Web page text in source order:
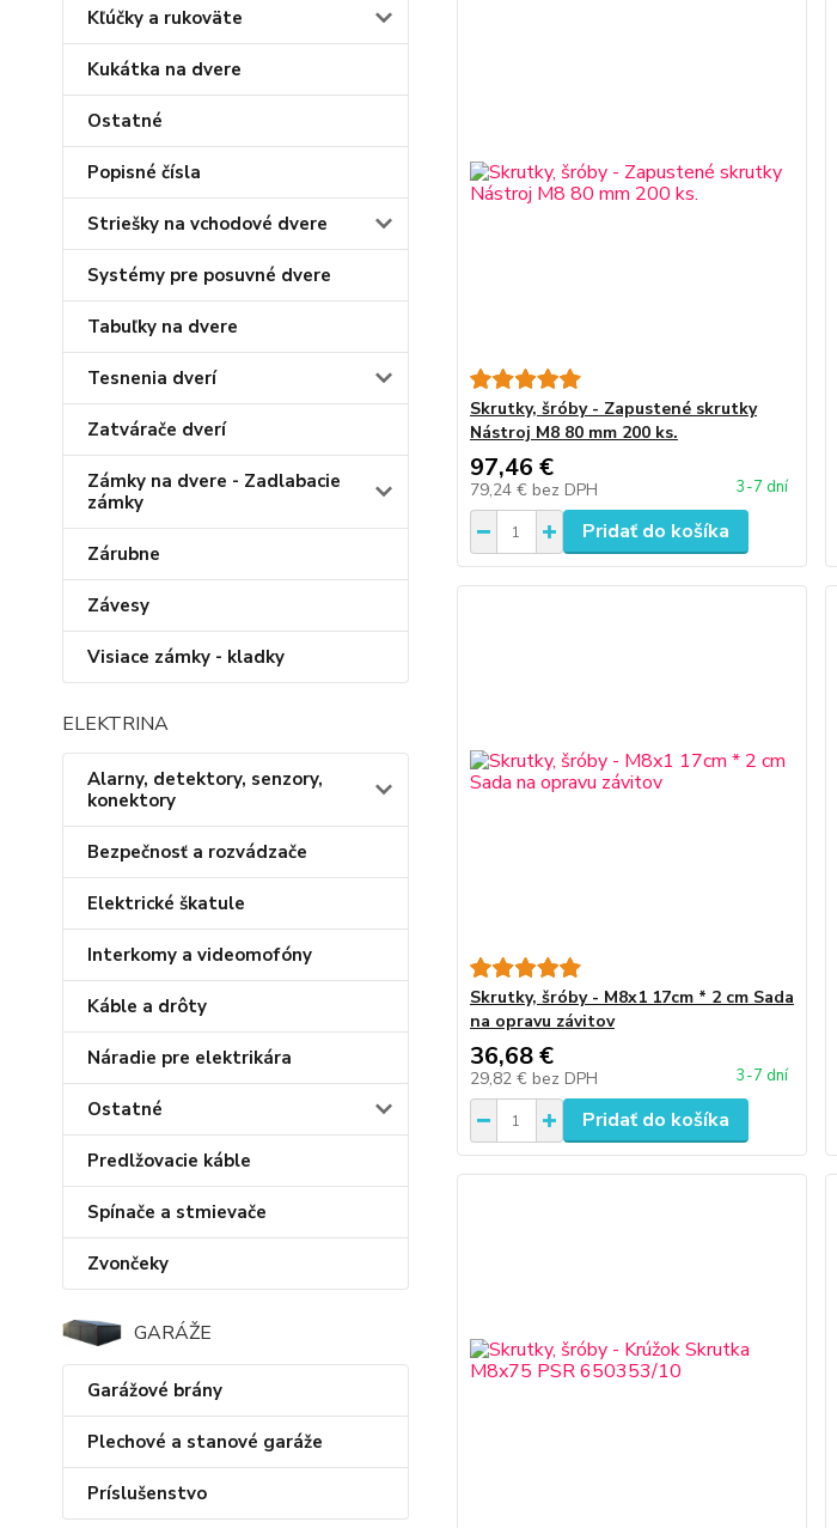
Kľúčky a rukoväte
Kukátka na dvere
Ostatné
Popisné čísla
Striešky na vchodové dvere
Systémy pre posuvné dvere
Tabuľky na dvere
Tesnenia dverí
Zatvárače dverí
Zámky na dvere - Zadlabacie
zámky
Zárubne
Závesy
Visiace zámky - kladky
ELEKTRINA
Alarny, detektory, senzory,
konektory
Bezpečnosť a rozvádzače
Elektrické škatule
Interkomy a videomofóny
Káble a drôty
Náradie pre elektrikára
Ostatné
Predlžovacie káble
Spínače a stmievače
Zvončeky
GARÁŽE
Garážové brány
Plechové a stanové garáže
Príslušenstvo
Skrutky, šróby - Zapustené skrutky
Nástroj M8 80 mm 200 ks.
97,46 €
79,24 € bez DPH 3-7 dní
Pridať do košíka
Skrutky, šróby - M8x1 17cm * 2 cm Sada
na opravu závitov
36,68 €
29,82 € bez DPH 3-7 dní
Pridať do košíka